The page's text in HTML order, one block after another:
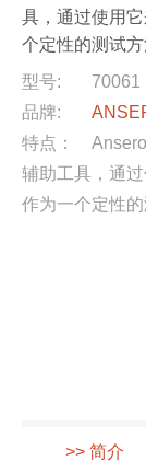
具，通过使用
个定性的测试方
型号:
70061
品牌:
特点：
辅助工具，通
作为一个定性的
>> 简介